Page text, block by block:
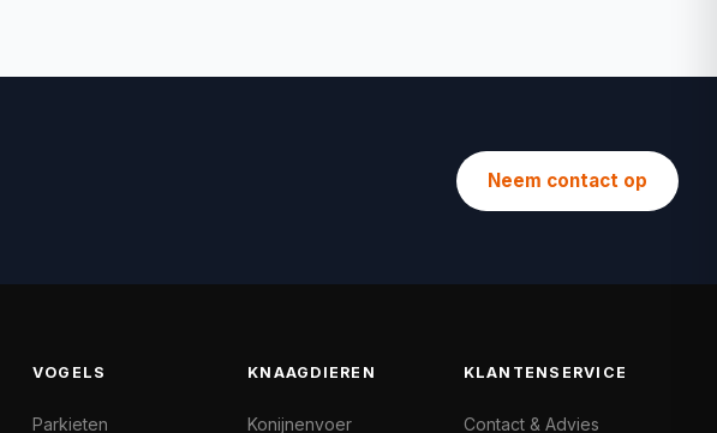
Neem contact op
VOGELS
Parkieten
KNAAGDIEREN
Konijnenvoer
KLANTENSERVICE
Contact & Advies